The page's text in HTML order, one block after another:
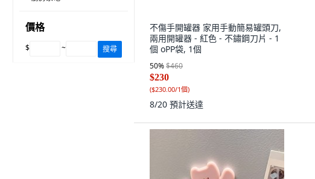
價格
$ ~ 搜尋
不傷手開罐器 家用手動簡易罐頭刀,
兩用開罐器 - 紅色 - 不鏽鋼刀片 - 1
個 oPP袋, 1個
50%$460
$230
($230.00/1個)
8/20 預計送達